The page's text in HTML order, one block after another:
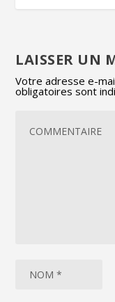
LAISSER UN
Votre adresse e-
obligatoires sont